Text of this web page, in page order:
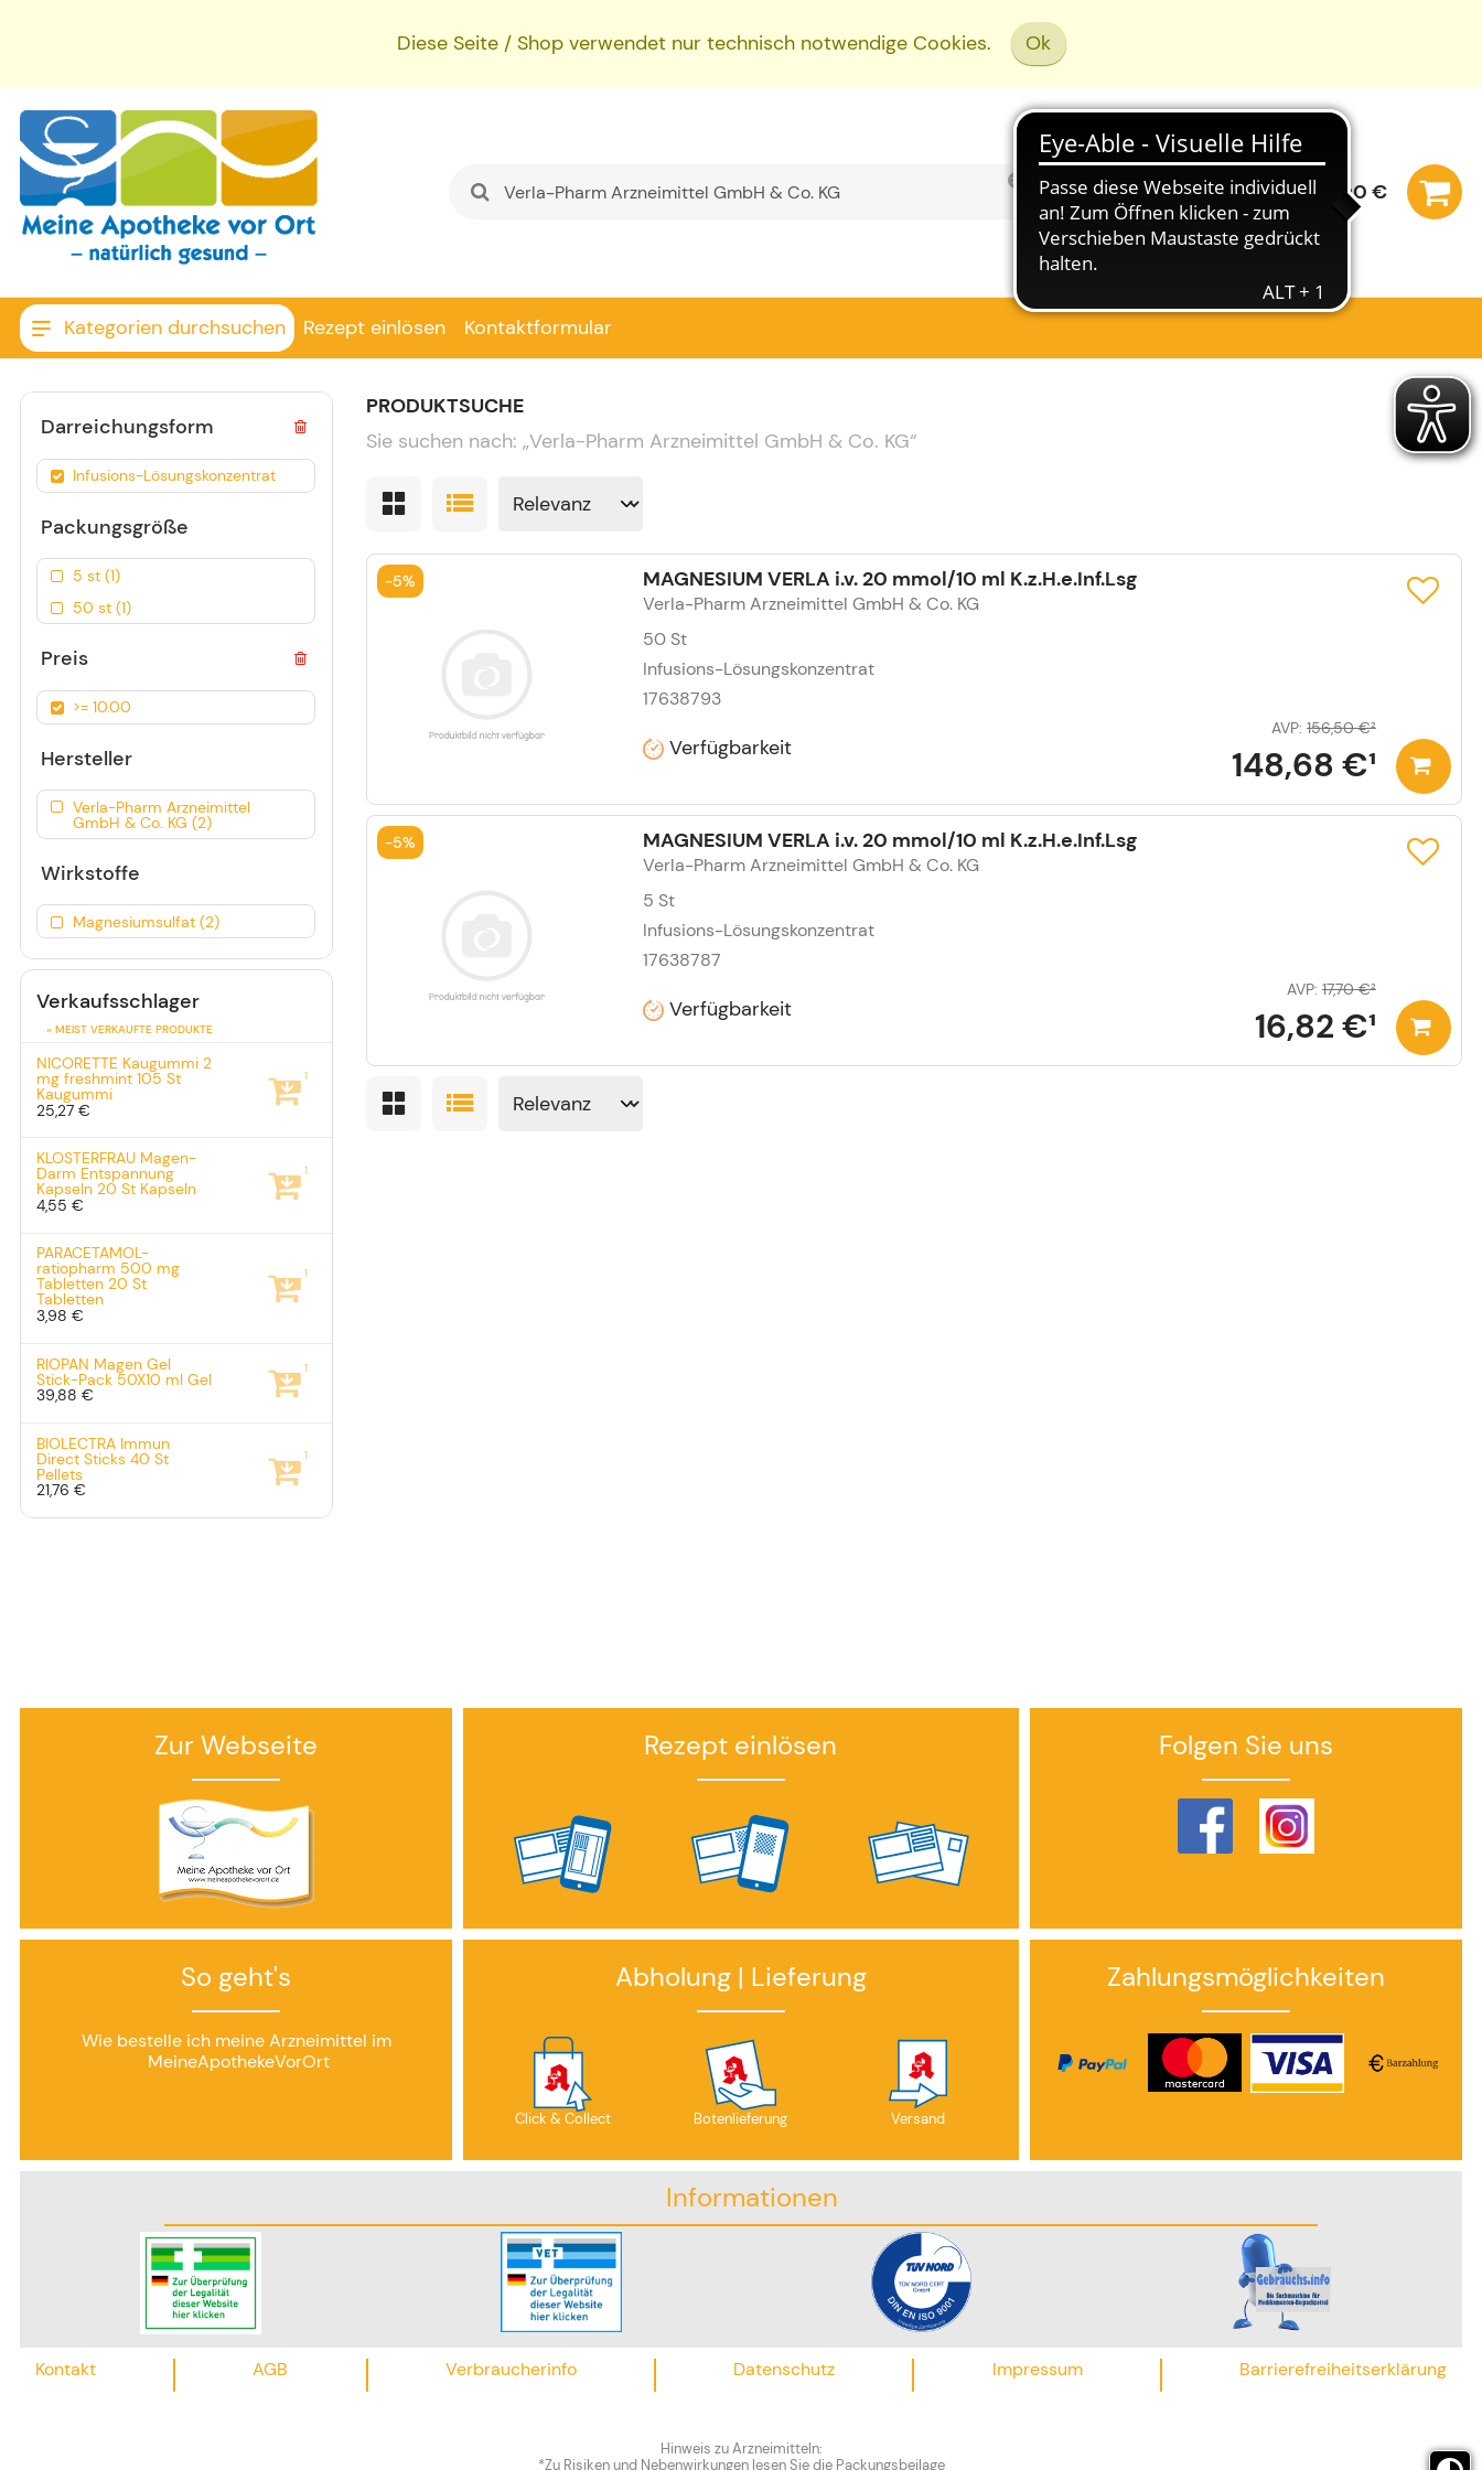
Diese Seite / Shop verwendet nur technisch notwendige Cookies. Ok
0,00 €
Kategorien durchsuchen Rezept einlösen Kontaktformular
PRODUKTSUCHE
Sie suchen nach: „Verla-Pharm Arzneimittel GmbH & Co. KG“
MAGNESIUM VERLA i.v. 20 mmol/10 ml K.z.H.e.Inf.Lsg
Verla-Pharm Arzneimittel GmbH & Co. KG
50 St
Infusions-Lösungskonzentrat
17638793
Verfügbarkeit 148,68 €¹
AVP: 156,50 €²
-5%
MAGNESIUM VERLA i.v. 20 mmol/10 ml K.z.H.e.Inf.Lsg
Verla-Pharm Arzneimittel GmbH & Co. KG
5 St
Infusions-Lösungskonzentrat
17638787
Verfügbarkeit 16,82 €¹
AVP: 17,70 €²
-5%
Darreichungsform
Infusions-Lösungskonzentrat
Packungsgröße
5 st (1)
50 st (1)
Preis
>= 10.00
Hersteller
Verla-Pharm Arzneimittel
GmbH & Co. KG (2)
Wirkstoffe
Magnesiumsulfat (2)
Verkaufsschlager
» MEIST VERKAUFTE PRODUKTE
NICORETTE Kaugummi 2
mg freshmint105 St
Kaugummi
25,27 €
1
KLOSTERFRAU Magen-
Darm Entspannung
Kapseln20 St Kapseln
4,55 €
1
PARACETAMOL-
ratiopharm 500 mg
Tabletten20 St
Tabletten
3,98 €
1
RIOPAN Magen Gel
Stick-Pack50X10 mlGel
39,88 €
1
BIOLECTRA Immun
Direct Sticks40 St
Pellets
21,76 €
1
Zur Webseite
So geht's
Wie bestelle ich meine Arzneimittel im
MeineApothekeVorOrt
Rezept einlösen
Abholung | Lieferung
Click & Collect Botenlieferung Versand
Folgen Sie uns
Zahlungsmöglichkeiten
Informationen
Kontakt AGB Verbraucherinfo Datenschutz Impressum Barrierefreiheitserklärung
Hinweis zu Arzneimitteln:
*Zu Risiken und Nebenwirkungen lesen Sie die Packungsbeilage